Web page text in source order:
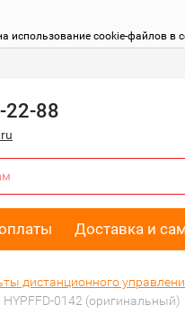
использование cookie-файлов в
22-88
Доставка и
дистанционного
HYPFFD-0142 (оригинальный)